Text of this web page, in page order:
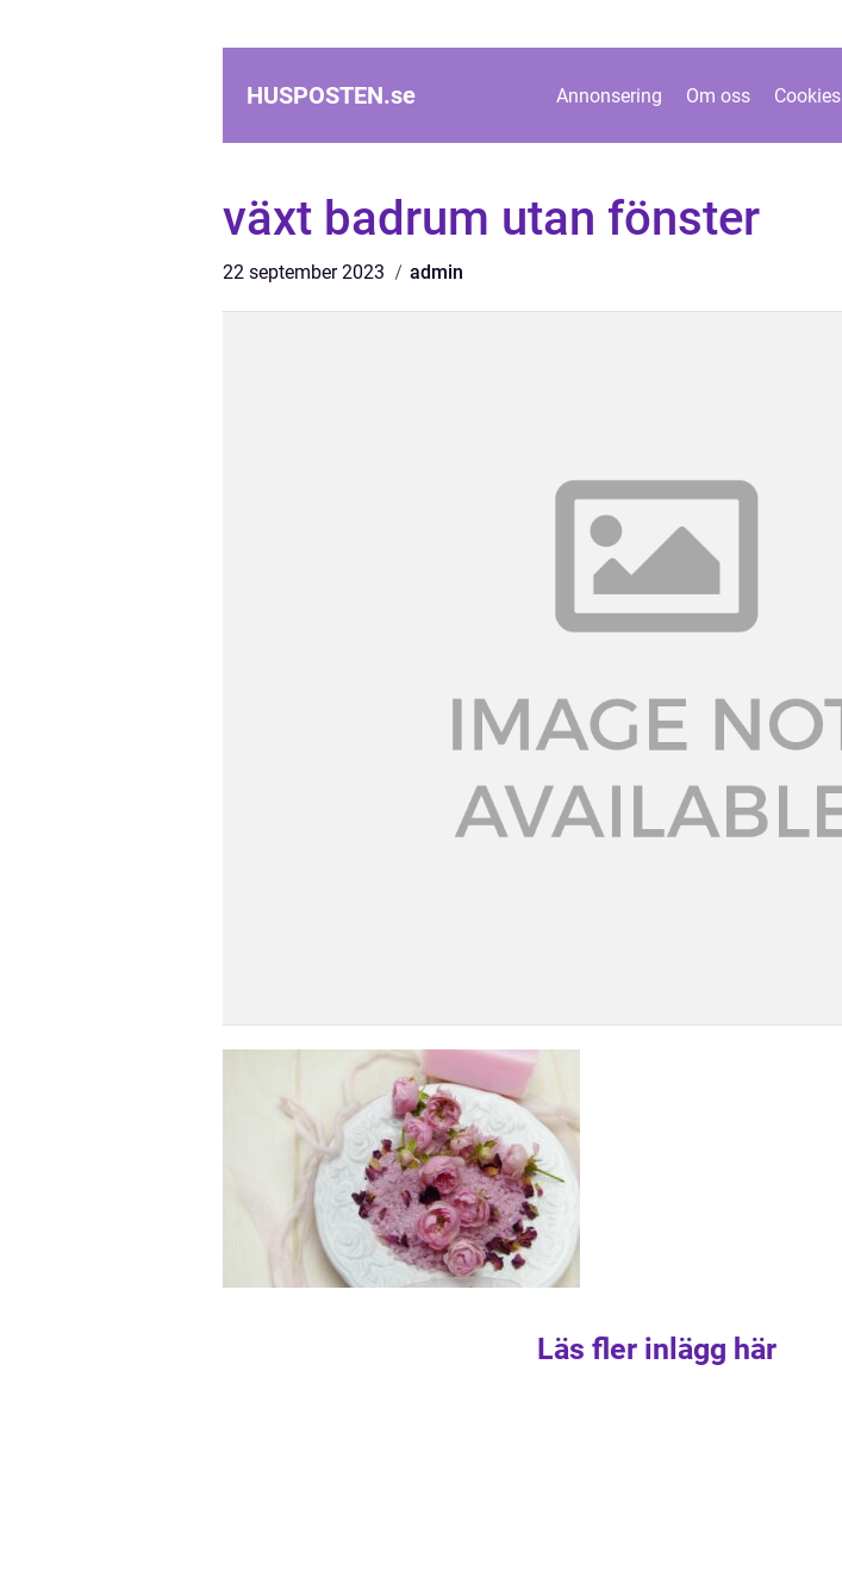
HUSPOSTEN.se Annonsering Om oss Cookies
växt badrum utan fönster
22 september 2023 admin
Läs fler inlägg här